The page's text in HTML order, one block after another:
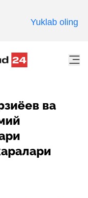
ва
Yuklab oling